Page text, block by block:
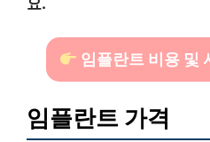
임플란트 비용 및
임플란트 가격